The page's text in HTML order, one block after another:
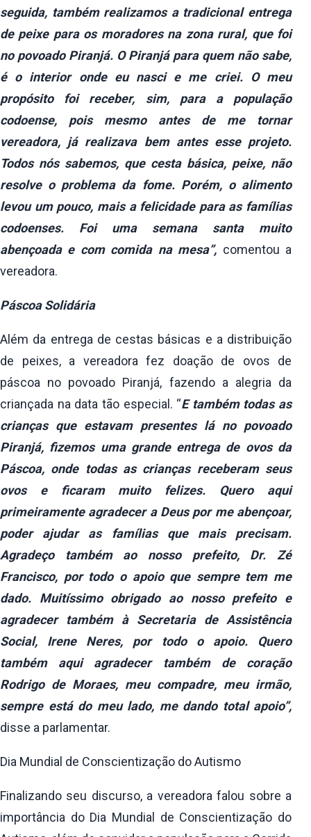
seguida, também realizamos a tradicional entrega
de peixe para os moradores na zona rural, que foi
no povoado Piranjá. O Piranjá para quem não sabe,
é o interior onde eu nasci e me criei. O meu
propósito foi receber, sim, para a população
codoense, pois mesmo antes de me tornar
vereadora, já realizava bem antes esse projeto.
Todos nós sabemos, que cesta básica, peixe, não
resolve o problema da fome. Porém, o alimento
levou um pouco, mais a felicidade para as famílias
codoenses. Foi uma semana santa muito
abençoada e com comida na mesa”, comentou a
vereadora.
Páscoa Solidária
Além da entrega de cestas básicas e a distribuição
de peixes, a vereadora fez doação de ovos de
páscoa no povoado Piranjá, fazendo a alegria da
criançada na data tão especial. “E também todas as
crianças que estavam presentes lá no povoado
Piranjá, fizemos uma grande entrega de ovos da
Páscoa, onde todas as crianças receberam seus
ovos e ficaram muito felizes. Quero aqui
primeiramente agradecer a Deus por me abençoar,
poder ajudar as famílias que mais precisam.
Agradeço também ao nosso prefeito, Dr. Zé
Francisco, por todo o apoio que sempre tem me
dado. Muitíssimo obrigado ao nosso prefeito e
agradecer também à Secretaria de Assistência
Social, Irene Neres, por todo o apoio. Quero
também aqui agradecer também de coração
Rodrigo de Moraes, meu compadre, meu irmão,
sempre está do meu lado, me dando total apoio”,
disse a parlamentar.
Dia Mundial de Conscientização do Autismo
Finalizando seu discurso, a vereadora falou sobre a
importância do Dia Mundial de Conscientização do